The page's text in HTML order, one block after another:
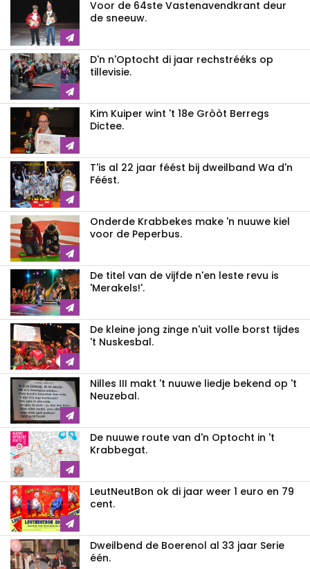
Voor de 64ste Vastenavendkrant deur
de sneeuw.
D'n n'Optocht di jaar rechstrééks op
tillevisie.
Kim Kuiper wint 't 18e Gròòt Berregs
Dictee.
T'is al 22 jaar féést bij dweilband Wa d'n
Féést.
Onderde Krabbekes make 'n nuuwe kiel
voor de Peperbus.
De titel van de vijfde n'en leste revu is
'Merakels!'.
De kleine jong zinge n'uit volle borst tijdes
't Nuskesbal.
Nilles III makt 't nuuwe liedje bekend op 't
Neuzebal.
De nuuwe route van d'n Optocht in 't
Krabbegat.
LeutNeutBon ok di jaar weer 1 euro en 79
cent.
Dweilbend de Boerenol al 33 jaar Serie
één.